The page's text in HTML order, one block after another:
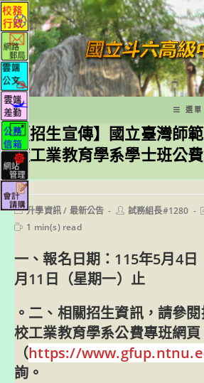
跳
轉
至
主
要
內
容
選單
【招生宣傳】國立臺灣師
度工業教育學系學士班公
Post
category:
升學資訊/ 最新公告
Post試務組長#1280
Reading
1 min(s) read
一、報名日期：115年5月4日
月11日（星期一）止
。二、相關招生資訊，請參
校工業教育學系公費專班網頁
（https://
詢。